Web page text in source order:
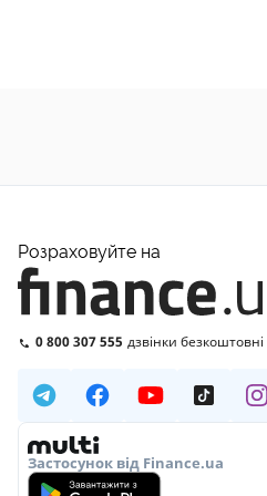
Розраховуйте на
0 800 307 555 дзвінки безкоштовні
Застосунок від Finance.ua